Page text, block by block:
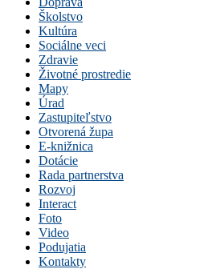
Školstvo
Kultúra
Sociálne veci
Zdravie
Životné prostredie
Mapy
Úrad
Zastupiteľstvo
Otvorená župa
E-knižnica
Dotácie
Rada partnerstva
Rozvoj
Interact
Foto
Video
Podujatia
Kontakty